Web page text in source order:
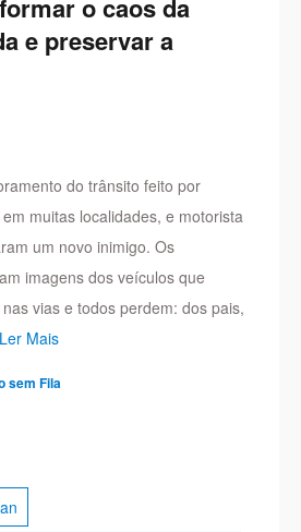
o caos da
e preservar a
do trânsito feito por
muitas localidades, e motorista
um novo inimigo. Os
imagens dos veículos que
vias e todos perdem: dos pais,
Ler Mais
sem Fila